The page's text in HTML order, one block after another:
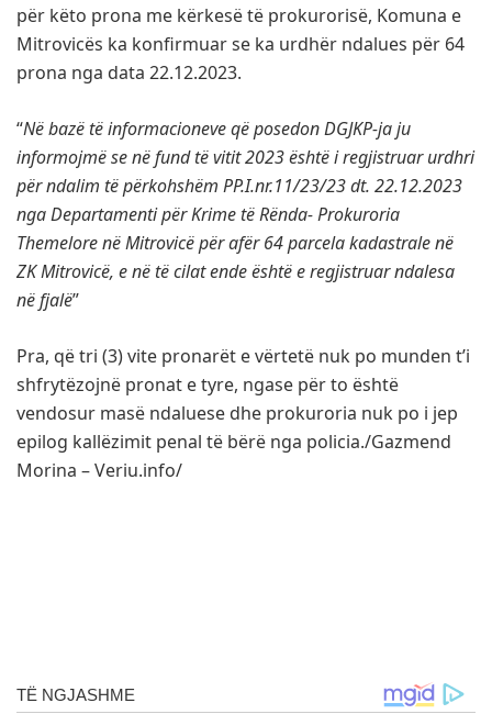
për këto prona me kërkesë të prokurorisë, Komuna e
Mitrovicës ka konfirmuar se ka urdhër ndalues për 64
prona nga data 22.12.2023.
“Në bazë të informacioneve që posedon DGJKP-ja ju
informojmë se në fund të vitit 2023 është i regjistruar urdhri
për ndalim të përkohshëm PP.I.nr.11/23/23 dt. 22.12.2023
nga Departamenti për Krime të Rënda- Prokuroria
Themelore në Mitrovicë për afër 64 parcela kadastrale në
ZK Mitrovicë, e në të cilat ende është e regjistruar ndalesa
në fjalë”
Pra, që tri (3) vite pronarët e vërtetë nuk po munden t’i
shfrytëzojnë pronat e tyre, ngase për to është
vendosur masë ndaluese dhe prokuroria nuk po i jep
epilog kallëzimit penal të bërë nga policia./Gazmend
Morina – Veriu.info/